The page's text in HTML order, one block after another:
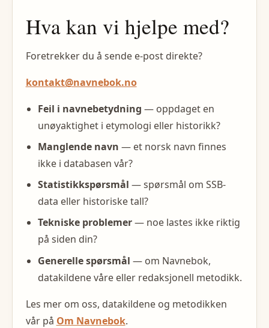
Hva kan vi hjelpe med?
Foretrekker du å sende e-post direkte?
kontakt@navnebok.no
Feil i navnebetydning — oppdaget en
unøyaktighet i etymologi eller historikk?
Manglende navn — et norsk navn finnes
ikke i databasen vår?
Statistikkspørsmål — spørsmål om SSB-
data eller historiske tall?
Tekniske problemer— noe lastes ikke riktig
på siden din?
Generelle spørsmål — om Navnebok,
datakildene våre eller redaksjonell metodikk.
Les mer om oss, datakildene og metodikken
vår på Om Navnebok.